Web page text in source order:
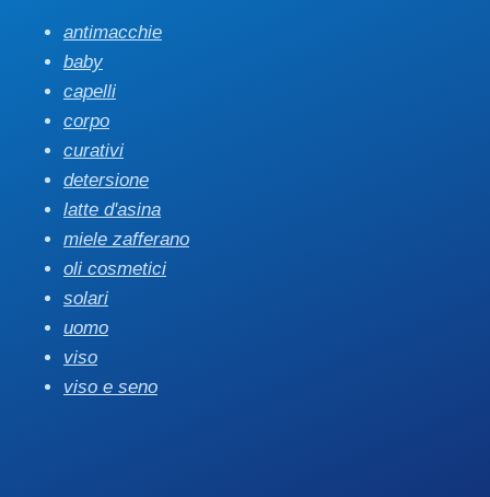
antimacchie
baby
capelli
corpo
curativi
detersione
latte d'asina
miele zafferano
oli cosmetici
solari
uomo
viso
viso e seno